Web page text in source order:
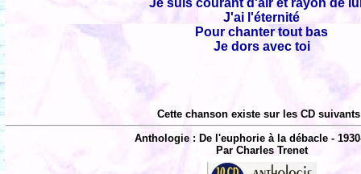
J'ai l'éternité
Pour chanter tout bas
Je dors avec toi
Cette chanson existe sur les CD
Anthologie : De l'euphorie à la débacle -
Par Charles Trenet